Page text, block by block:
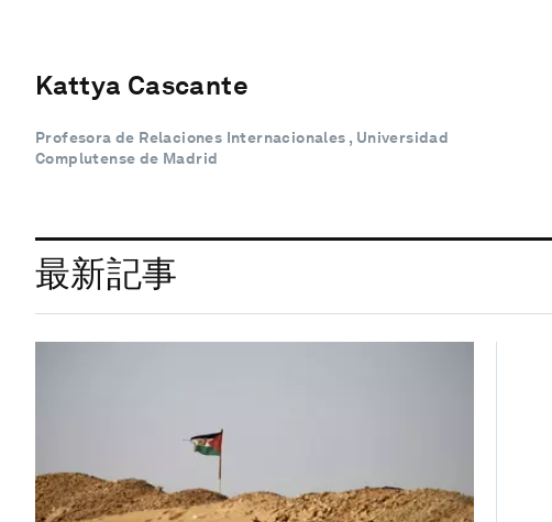
Kattya Cascante
Profesora de Relaciones Internacionales , Universidad
Complutense de Madrid
最新記事